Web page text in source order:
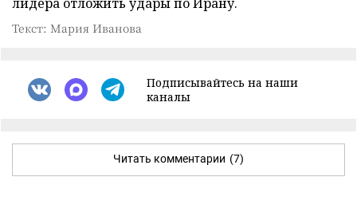
Текст: Мария Иванова
Подписывайтесь на наши
каналы
Читать комментарии (7)